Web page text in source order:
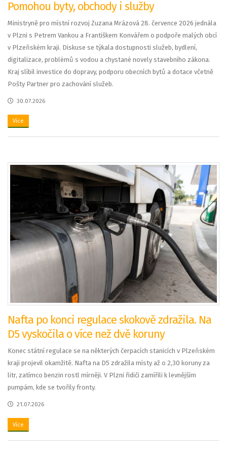
Pomohou byty, obchody i služby
Ministryně pro místní rozvoj Zuzana Mrázová 28. července 2026 jednála
v Plzni s Petrem Vankou a Františkem Konvářem o podpoře malých obcí
v Plzeňském kraji. Diskuse se týkala dostupnosti služeb, bydlení,
digitalizace, problémů s vodou a chystané novely stavebního zákona.
Kraj slíbil investice do dopravy, podporu obecních bytů a dotace včetně
Pošty Partner pro zachování služeb.
30.07.2026
Více
Nafta po konci regulace skokově zdražila. Na
D5 vyskočila o více než dvě koruny
Konec státní regulace se na některých čerpacích stanicích v Plzeňském
kraji projevil okamžitě. Nafta na D5 zdražila místy až o 2,30 koruny za
litr, zatímco benzin rostl mírněji. V Plzni řidiči zamířili k levnějším
pumpám, kde se tvořily fronty.
21.07.2026
Více